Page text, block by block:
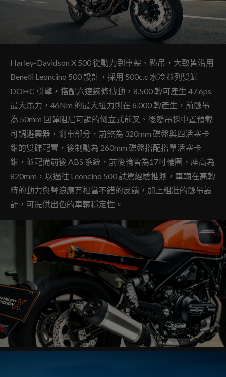
Harley-Davidson X 500 從動力到車架、懸吊，大致皆沿用
Benelli Leoncino 500 設計，採用 500c.c 水冷並列雙缸
DOHC 引擎，搭配六速鍊條傳動，8,500 轉可產生 47.6ps
最大馬力，46Nm 的最大扭力則在 6,000 轉產生，前懸吊
為 50mm 回彈阻尼可調的倒立式前叉、後懸吊採中置預載
可調避震器，剎車部分，前煞為 320mm 碟盤與四活塞卡
鉗的雙碟配置，後制動為 260mm 碟盤搭配搭單活塞卡
鉗，並配備前後 ABS 系統，前後輪皆為17吋輪圈，座高為
820mm，以過往 Leoncino 500 試駕經驗推測，車輛在高轉
時的動力與聲浪應有相當不錯的反饋，加上粗壯的懸吊設
計，可提供出色的車輛穩定性。